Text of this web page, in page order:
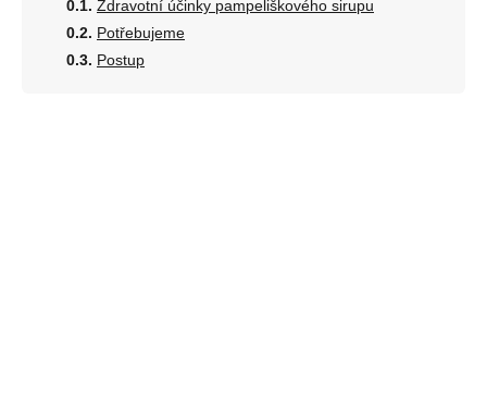
Zdravotní účinky pampeliškového sirupu
Potřebujeme
Postup